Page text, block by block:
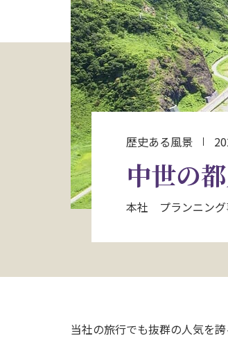
歴史ある風景
中世の
本社 プランニング
当社の旅行でも抜群の人気を